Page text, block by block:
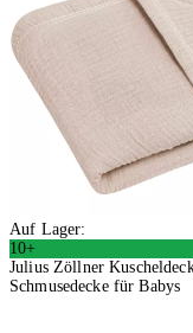
Auf Lager:
10+
Julius Zöllner
Schmusedecke für Babys